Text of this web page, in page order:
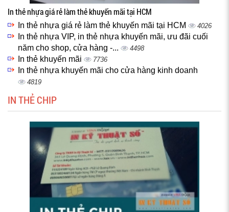
In thẻ nhựa giá rẻ làm thẻ khuyến mãi tại HCM
In thẻ nhựa giá rẻ làm thẻ khuyến mãi tại HCM 4026
In thẻ nhựa VIP, in thẻ nhựa khuyến mãi, ưu đãi cuối
năm cho shop, cửa hàng -...
4498
In thẻ khuyến mãi 7736
In thẻ nhựa khuyến mãi cho cửa hàng kinh doanh
4819
IN THẺ CHIP